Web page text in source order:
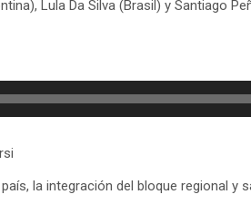
Lula Da Silva (Brasil) y Santiago
la integración del bloque regional y